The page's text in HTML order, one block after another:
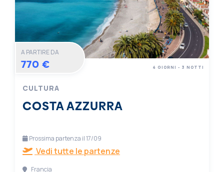
A PARTIRE DA
770 €
CULTURA
COSTA AZZURRA
4 GIORNI - 3 NOTTI
Prossima partenza il 17/09
Vedi tutte le partenze
Francia